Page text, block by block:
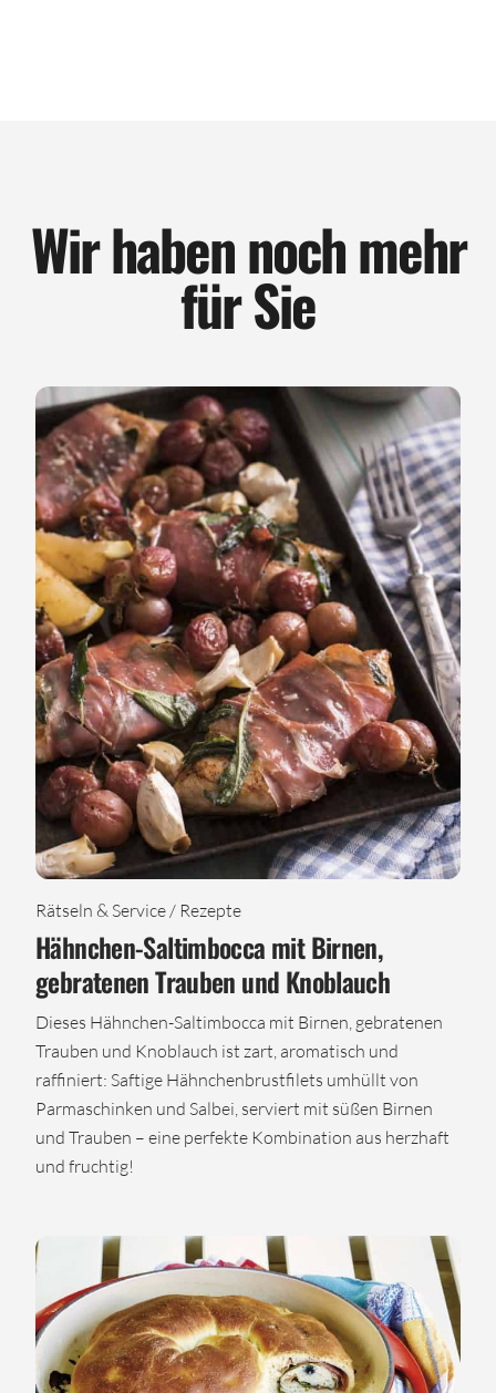
Wir haben noch mehr
für Sie
Rätseln & Service / Rezepte
Hähnchen-Saltimbocca mit Birnen,
gebratenen Trauben und Knoblauch
Dieses Hähnchen-Saltimbocca mit Birnen, gebratenen
Trauben und Knoblauch ist zart, aromatisch und
raffiniert: Saftige Hähnchenbrustfilets umhüllt von
Parmaschinken und Salbei, serviert mit süßen Birnen
und Trauben – eine perfekte Kombination aus herzhaft
und fruchtig!